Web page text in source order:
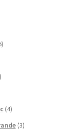
(4)
(3)